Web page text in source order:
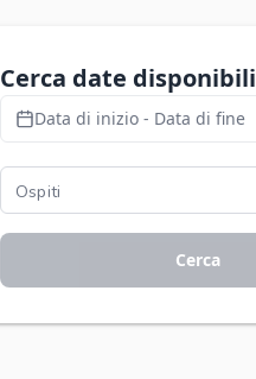
Cerca date disponibili
Data di inizio - Data di fine
Cerca